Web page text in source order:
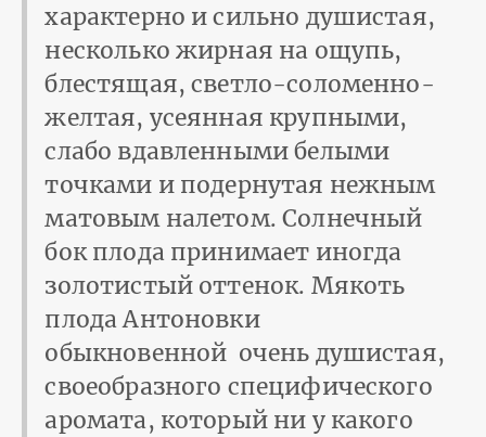
характерно и сильно душистая,
несколько жирная на ощупь,
блестящая, светло-соломенно-
желтая, усеянная крупными,
слабо вдавленными белыми
точками и подернутая нежным
матовым налетом. Солнечный
бок плода принимает иногда
золотистый оттенок. Мякоть
плода Антоновки
обыкновенной очень душистая,
своеобразного специфического
аромата, который ни у какого